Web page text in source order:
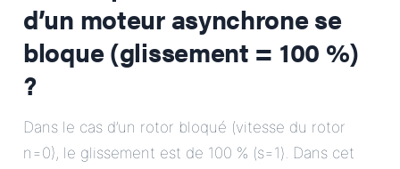
d’un moteur asynchrone se
bloque (glissement = 100 %)
?
Dans le cas d’un rotor bloqué (vitesse du rotor
n=0), le glissement est de 100 % (s=1). Dans cet